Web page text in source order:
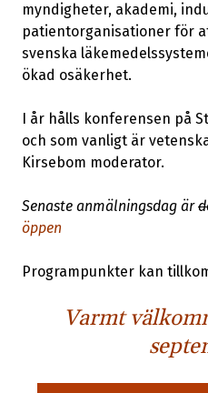
myndigheter, akademi,
patientorganisationer för
svenska
ökad osäkerhet.
I år hålls konferensen på
och som vanligt är
Kirsebom moderator.
Senaste anmälningsdag är
öppen
Programpunkter kan
Varmt